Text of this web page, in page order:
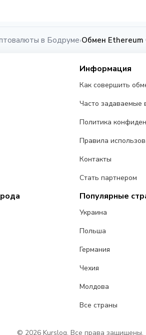
в Бодруме›Обмен Ethereum
Информация
Как совершить
Часто задаваемые
Политика
Правила
Контакты
Стать партнером
Популярные
Украина
Польша
Германия
Чехия
Молдова
Все страны
© 2026 Kurslog. Все права защищены.